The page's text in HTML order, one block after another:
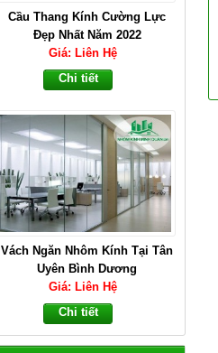
Cầu Thang Kính Cường Lực
Đẹp Nhất Năm 2022
Giá: Liên Hệ
Chi tiết
Vách Ngăn Nhôm Kính Tại Tân
Uyên Bình Dương
Giá: Liên Hệ
Chi tiết